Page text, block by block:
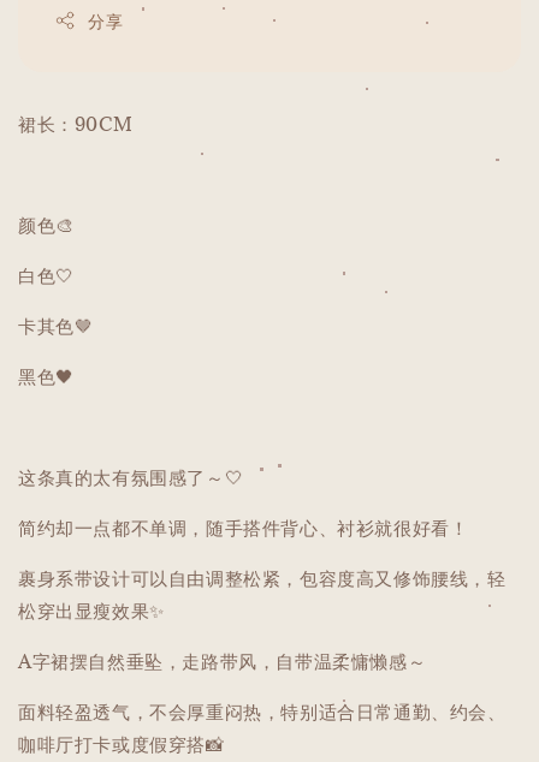
分享
裙长：90CM
颜色🎨
白色🤍
卡其色🤎
黑色🖤
这条真的太有氛围感了～🤍
简约却一点都不单调，随手搭件背心、衬衫就很好看！
裹身系带设计可以自由调整松紧，包容度高又修饰腰线，轻
松穿出显瘦效果✨
A字裙摆自然垂坠，走路带风，自带温柔慵懒感～
面料轻盈透气，不会厚重闷热，特别适合日常通勤、约会、
咖啡厅打卡或度假穿搭📸